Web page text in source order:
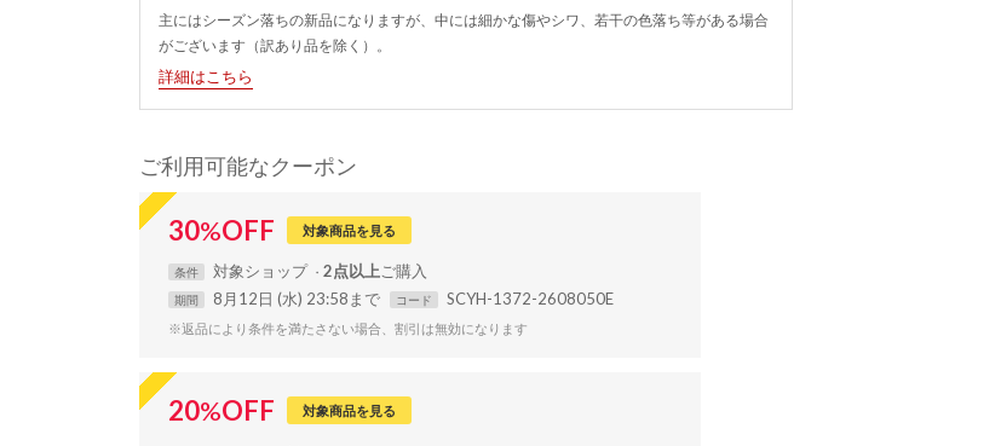
主にはシーズン落ちの新品になりますが、中には細かな傷やシワ、若干の色落ち等がある場合
がございます（訳あり品を除く）。
詳細はこちら
ご利用可能なクーポン
30%OFF 対象商品を見る
条件 対象ショップ 2点以上
期間 8月12日 (水) 23:58まで コード SCYH-1372-2608050E
※返品により条件を満たさない場合、割引は無効になります
20%OFF 対象商品を見る